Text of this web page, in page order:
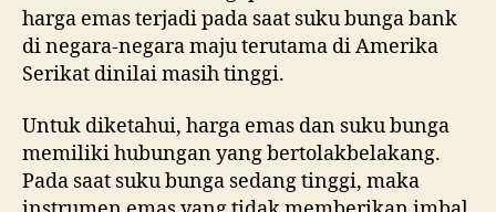
harga emas terjadi pada saat suku bunga bank
di negara-negara maju terutama di Amerika
Serikat dinilai masih tinggi.
Untuk diketahui, harga emas dan suku bunga
memiliki hubungan yang bertolakbelakang.
Pada saat suku bunga sedang tinggi, maka